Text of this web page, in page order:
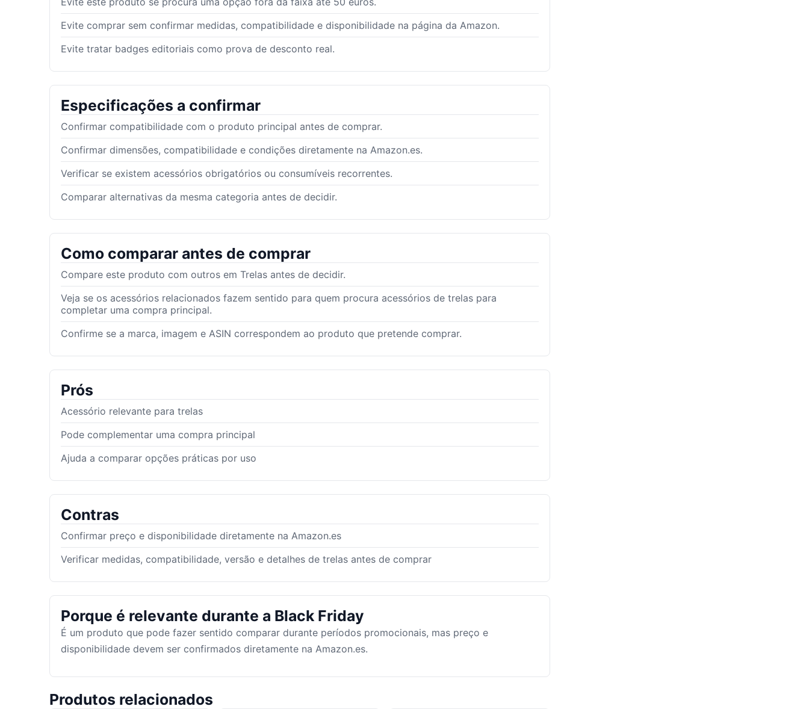
Evite comprar sem confirmar medidas, compatibilidade e disponibilidade na página da Amazon.
Evite tratar badges editoriais como prova de desconto real.
Especificações a confirmar
Confirmar compatibilidade com o produto principal antes de comprar.
Confirmar dimensões, compatibilidade e condições diretamente na Amazon.es.
Verificar se existem acessórios obrigatórios ou consumíveis recorrentes.
Comparar alternativas da mesma categoria antes de decidir.
Como comparar antes de comprar
Compare este produto com outros em Trelas antes de decidir.
Veja se os acessórios relacionados fazem sentido para quem procura acessórios de trelas para
completar uma compra principal.
Confirme se a marca, imagem e ASIN correspondem ao produto que pretende comprar.
Prós
Acessório relevante para trelas
Pode complementar uma compra principal
Ajuda a comparar opções práticas por uso
Contras
Confirmar preço e disponibilidade diretamente na Amazon.es
Verificar medidas, compatibilidade, versão e detalhes de trelas antes de comprar
Porque é relevante durante a Black Friday
É um produto que pode fazer sentido comparar durante períodos promocionais, mas preço e
disponibilidade devem ser confirmados diretamente na Amazon.es.
Produtos relacionados